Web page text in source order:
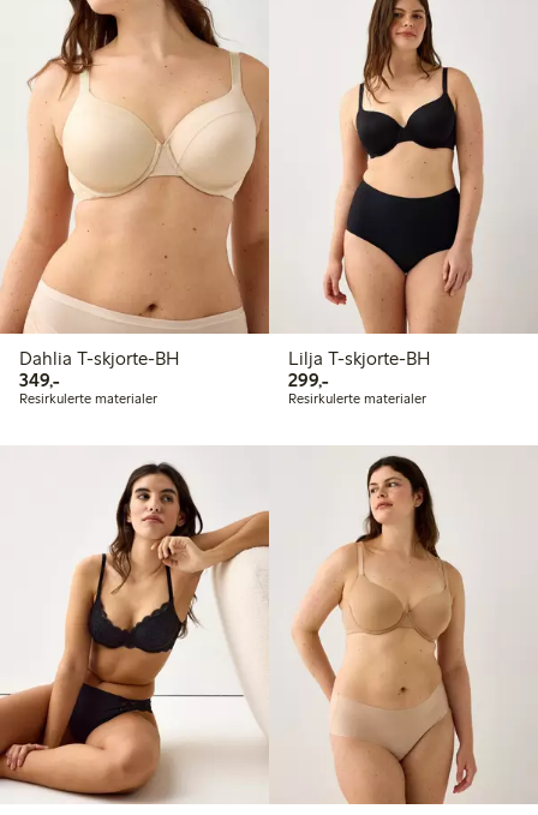
Dahlia T-skjorte-BH
349,-349,00 kr
Resirkulerte materialer
Lilja T-skjorte-BH
299,-299,00 kr
Resirkulerte materialer